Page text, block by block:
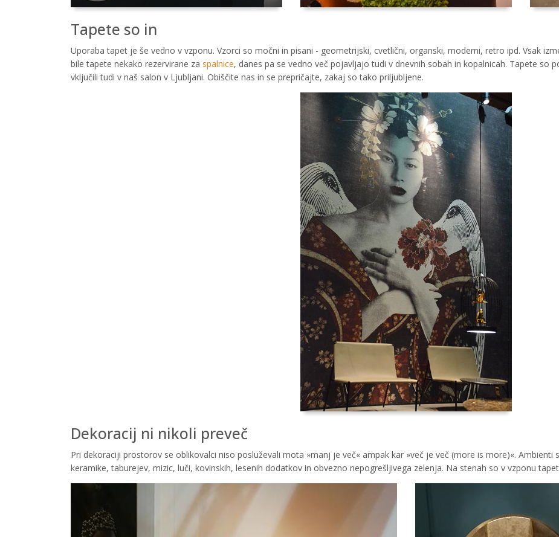
Tapete so in
Uporaba tapet je še vedno v vzponu. Vzorci so močni in pisani - geometrijski, cvetlični, organski, moderni, retro ipd. Vsak
bile tapete nekako rezervirane za spalnice, danes pa se vedno več pojavljajo tudi v dnevnih sobah in kopalnicah. Tapete so
vključili tudi v naš salon v Ljubljani. Obiščite nas in se prepričajte, zakaj so tako priljubljene.
Dekoracij ni nikoli preveč
Pri dekoraciji prostorov se oblikovalci niso posluževali mota »manj je več« ampak kar »več je več (more is more)«.
keramike, taburejev, mizic, luči, kovinskih, lesenih dodatkov in obvezno nepogrešljivega zelenja. Na stenah so v vzponu